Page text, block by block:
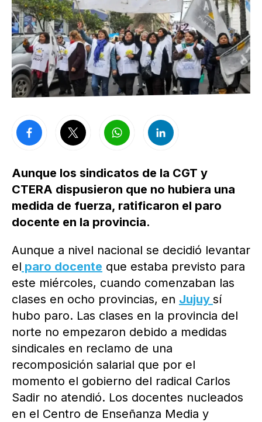
Aunque los sindicatos de la CGT y
CTERA dispusieron que no hubiera una
medida de fuerza, ratificaron el paro
docente en la provincia.
Aunque a nivel nacional se decidió levantar
el paro docente que estaba previsto para
este miércoles, cuando comenzaban las
clases en ocho provincias, en Jujuy sí
hubo paro. Las clases en la provincia del
norte no empezaron debido a medidas
sindicales en reclamo de una
recomposición salarial que por el
momento el gobierno del radical Carlos
Sadir no atendió. Los docentes nucleados
en el Centro de Enseñanza Media y